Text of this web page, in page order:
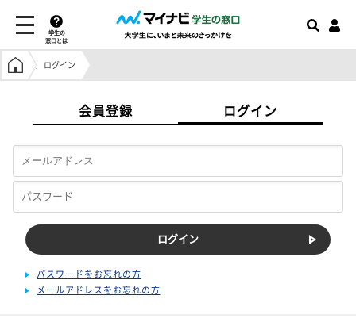
学生の
窓口とは
学生の窓口トップ
ログイン
会員登録 ログイン
パスワードをお忘れの方
メールアドレスをお忘れの方